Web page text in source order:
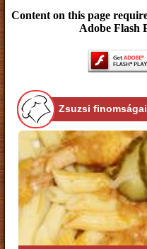
Content on this page
Adobe Flash
Zsuzsi finomságai